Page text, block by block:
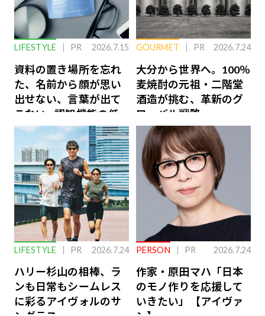
LIFESTYLE PR 2026.7.15
資料の置き場所を忘れ
た、名前から顔が思い
出せない、言葉が出て
こない…認知機能の低
下を救う、脳のインナ
ーケアとは
GOURMET PR 2026.7.24
大分から世界へ。100％
麦焼酎の元祖・二階堂
酒造が挑む、革新のグ
ローバル戦略
LIFESTYLE PR 2026.7.24
ハリー杉山の相棒、ラ
ンも日常もシームレス
に彩るアイヴォルのサ
PERSON PR 2026.7.24
作家・原田マハ「日本
のモノ作りを応援して
いきたい」【アイヴァ